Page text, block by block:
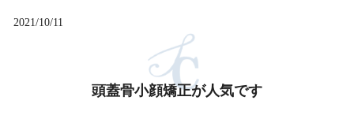
2021/10/11
頭蓋骨小顔矯正が人気です